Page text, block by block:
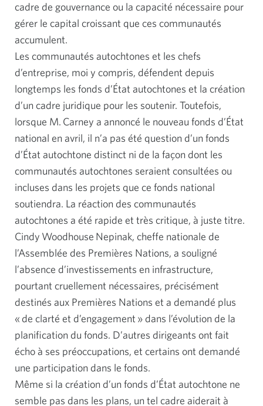
cadre de gouvernance ou la capacité nécessaire pour
gérer le capital croissant que ces communautés
accumulent.
Les communautés autochtones et les chefs
d’entreprise, moi y compris, défendent depuis
longtemps les fonds d’État autochtones et la création
d’un cadre juridique pour les soutenir. Toutefois,
lorsque M. Carney a annoncé le nouveau fonds d’État
national en avril, il n’a pas été question d’un fonds
d’État autochtone distinct ni de la façon dont les
communautés autochtones seraient consultées ou
incluses dans les projets que ce fonds national
soutiendra. La réaction des communautés
autochtones a été rapide et très critique, à juste titre.
Cindy Woodhouse Nepinak, cheffe nationale de
l’Assemblée des Premières Nations, a souligné
l’absence d’investissements en infrastructure,
pourtant cruellement nécessaires, précisément
destinés aux Premières Nations et a demandé plus
« de clarté et d’engagement » dans l’évolution de la
planification du fonds. D’autres dirigeants ont fait
écho à ses préoccupations, et certains ont demandé
une participation dans le fonds.
Même si la création d’un fonds d’État autochtone ne
semble pas dans les plans, un tel cadre aiderait à